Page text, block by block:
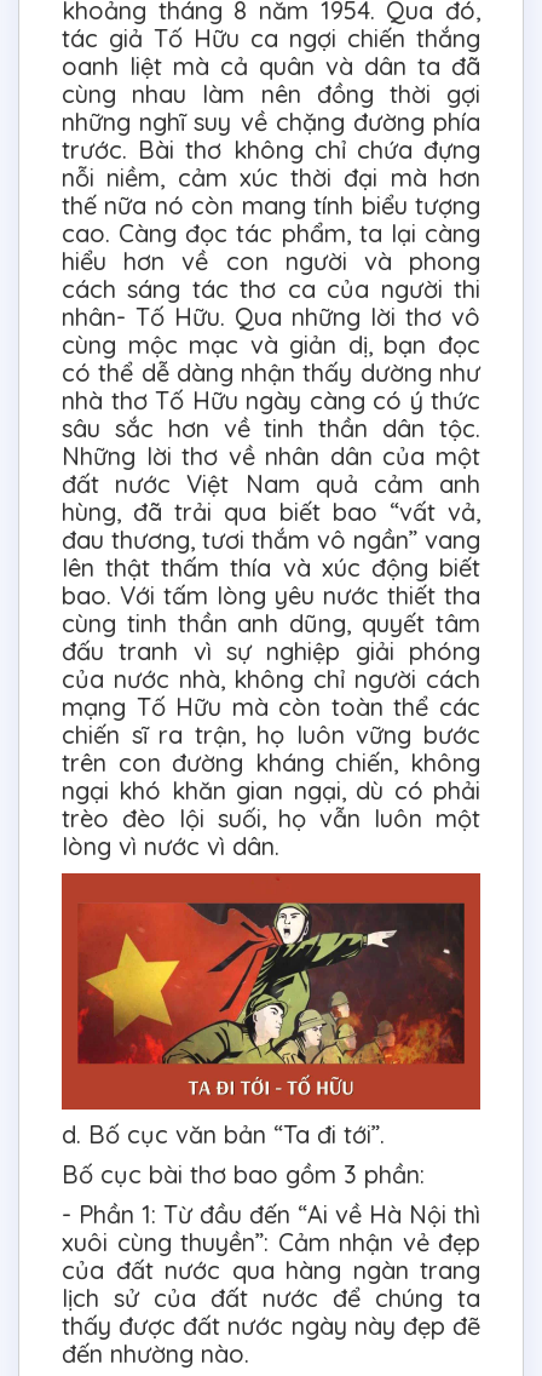
khoảng tháng 8 năm 1954. Qua đó,
tác giả Tố Hữu ca ngợi chiến thắng
oanh liệt mà cả quân và dân ta đã
cùng nhau làm nên đồng thời gợi
những nghĩ suy về chặng đường phía
trước. Bài thơ không chỉ chứa đựng
nỗi niềm, cảm xúc thời đại mà hơn
thế nữa nó còn mang tính biểu tượng
cao. Càng đọc tác phẩm, ta lại càng
hiểu hơn về con người và phong
cách sáng tác thơ ca của người thi
nhân- Tố Hữu. Qua những lời thơ vô
cùng mộc mạc và giản dị, bạn đọc
có thể dễ dàng nhận thấy dường như
nhà thơ Tố Hữu ngày càng có ý thức
sâu sắc hơn về tinh thần dân tộc.
Những lời thơ về nhân dân của một
đất nước Việt Nam quả cảm anh
hùng, đã trải qua biết bao “vất vả,
đau thương, tươi thắm vô ngần” vang
lên thật thấm thía và xúc động biết
bao. Với tấm lòng yêu nước thiết tha
cùng tinh thần anh dũng, quyết tâm
đấu tranh vì sự nghiệp giải phóng
của nước nhà, không chỉ người cách
mạng Tố Hữu mà còn toàn thể các
chiến sĩ ra trận, họ luôn vững bước
trên con đường kháng chiến, không
ngại khó khăn gian ngại, dù có phải
trèo đèo lội suối, họ vẫn luôn một
lòng vì nước vì dân.
d. Bố cục văn bản “Ta đi tới”.
Bố cục bài thơ bao gồm 3 phần:
- Phần 1: Từ đầu đến “Ai về Hà Nội thì
xuôi cùng thuyền”: Cảm nhận vẻ đẹp
của đất nước qua hàng ngàn trang
lịch sử của đất nước để chúng ta
thấy được đất nước ngày này đẹp đẽ
đến nhường nào.